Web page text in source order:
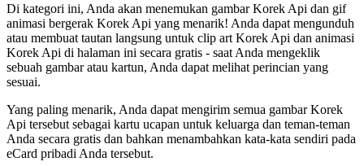
Di kategori ini, Anda akan menemukan gambar Korek Api dan gif
animasi bergerak Korek Api yang menarik! Anda dapat mengunduh
atau membuat tautan langsung untuk clip art Korek Api dan animasi
Korek Api di halaman ini secara gratis - saat Anda mengeklik
sebuah gambar atau kartun, Anda dapat melihat perincian yang
sesuai.
Yang paling menarik, Anda dapat mengirim semua gambar Korek
Api tersebut sebagai kartu ucapan untuk keluarga dan teman-teman
Anda secara gratis dan bahkan menambahkan kata-kata sendiri pada
eCard pribadi Anda tersebut.